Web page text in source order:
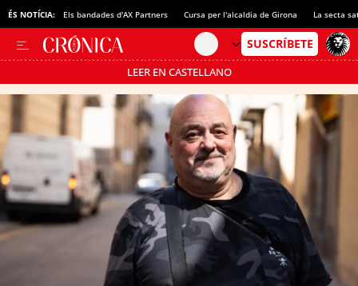
ÉS NOTÍCIA: Els bandades d'AX Partners Cursa per l'alcaldia de Girona La secta
LEER EN CASTELLANO
Passa’t al mode estalvi